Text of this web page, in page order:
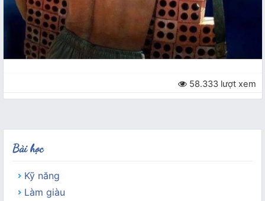
58.333 lượt xem
Bài học
Kỹ năng
Làm giàu